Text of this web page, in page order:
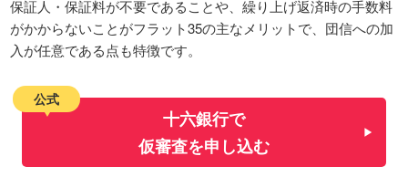
保証人・保証料が不要であることや、繰り上げ返済時の手数料
がかからないことがフラット35の主なメリットで、団信への加
入が任意である点も特徴です。
公式
十六銀行で
仮審査を申し込む